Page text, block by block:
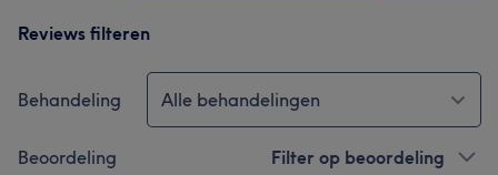
Reviews filteren
Behandeling Alle behandelingen
Beoordeling Filter op beoordeling